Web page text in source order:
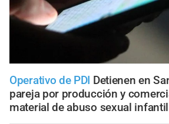
Operativo de PDI Detienen en
pareja por producción y
material de abuso sexual infantil